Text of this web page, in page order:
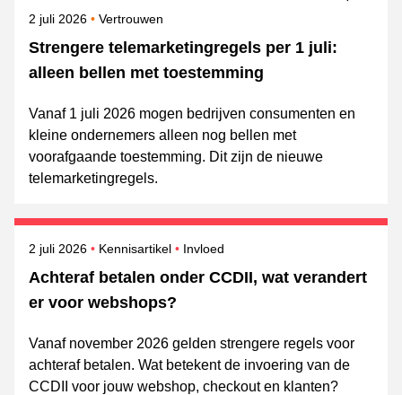
Strengere telemarketingregels per 1 juli:
alleen bellen met toestemming
Gepubliceerd op
2 juli 2026 Onderwerpen
Vertrouwen
Vanaf 1 juli 2026 mogen bedrijven consumenten en
kleine ondernemers alleen nog bellen met
voorafgaande toestemming. Dit zijn de nieuwe
telemarketingregels.
Achteraf betalen onder CCDII, wat verandert
er voor webshops?
Gepubliceerd op
2 juli 2026 Kennisartikel Onderwerpen
Invloed
Vanaf november 2026 gelden strengere regels voor
achteraf betalen. Wat betekent de invoering van de
CCDII voor jouw webshop, checkout en klanten?